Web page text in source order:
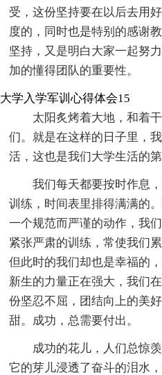
受，这份坚持要在以后去用
度的，同时也是特别的感谢
坚持，又是明白大家一起努
加的懂得团队的重要性。
大学入学军训心得体会15
太阳炙烤着大地，和着
们。就是在这样的日子里，
活，这也是我们大学生活的第
我们每天都要按时作息
训练，时间表里排得满满的
一个规范而严谨的动作，我
紧张严肃的训练，常使我们
但此时的我们却也是幸福的
新生的力量正在强大，我们
份坚忍不屈，团结向上的美
甜。成功，总需要付出。
成功的花儿，人们总惊
它的芽儿浸透了奋斗的泪水